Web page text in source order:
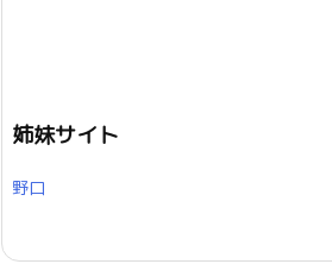
姉妹サイト
野口